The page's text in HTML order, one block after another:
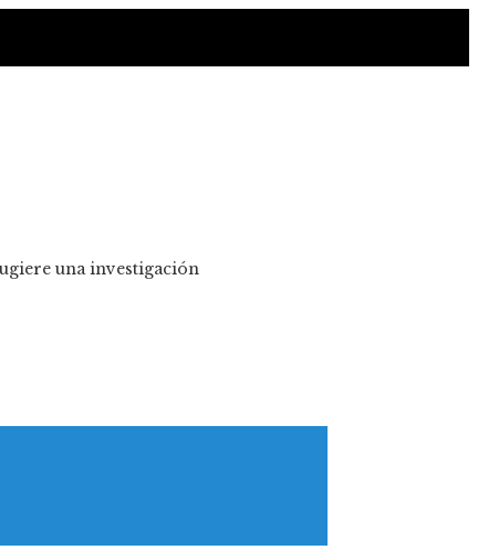
una investigación